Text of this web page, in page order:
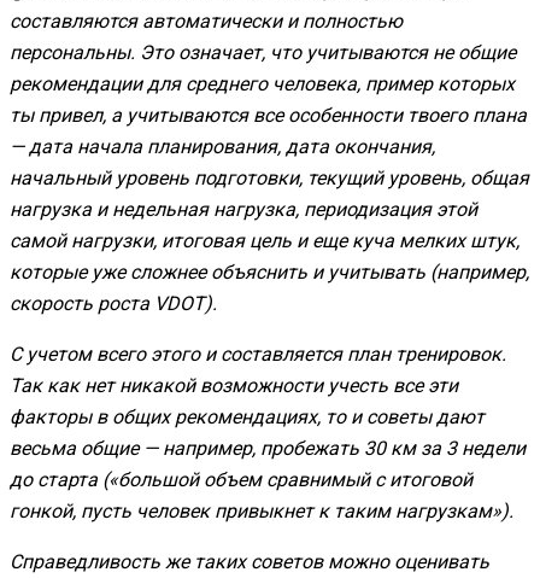
составляются автоматически и полностью
персональны. Это означает, что учитываются не общие
рекомендации для среднего человека, пример которых
ты привел, а учитываются все особенности твоего плана
— дата начала планирования, дата окончания,
начальный уровень подготовки, текущий уровень, общая
нагрузка и недельная нагрузка, периодизация этой
самой нагрузки, итоговая цель и еще куча мелких штук,
которые уже сложнее объяснить и учитывать (например,
скорость роста VDOT).
С учетом всего этого и составляется план тренировок.
Так как нет никакой возможности учесть все эти
факторы в общих рекомендациях, то и советы дают
весьма общие — например, пробежать 30 км за 3 недели
до старта («большой объем сравнимый с итоговой
гонкой, пусть человек привыкнет к таким нагрузкам»).
Справедливость же таких советов можно оценивать